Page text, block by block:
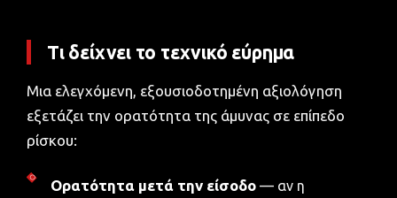
Τι δείχνει το τεχνικό εύρημα
Μια ελεγχόμενη, εξουσιοδοτημένη αξιολόγηση
εξετάζει την ορατότητα της άμυνας σε επίπεδο
ρίσκου:
Ορατότητα μετά την είσοδο — αν η